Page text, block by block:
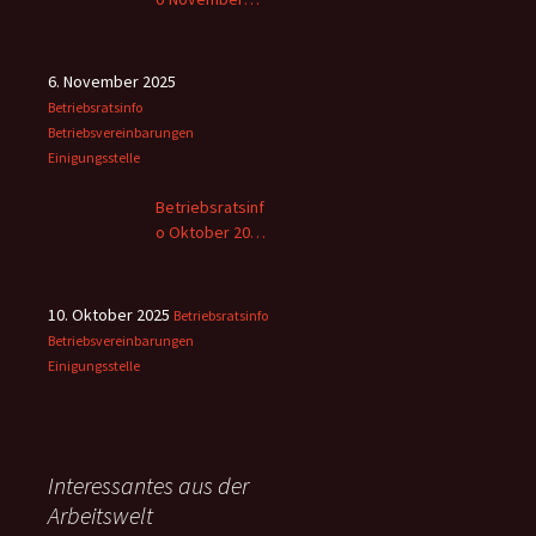
6. November 2025
Betriebsratsinfo
Betriebsvereinbarungen
Einigungsstelle
Betriebsratsinf
o Oktober 2025
10. Oktober 2025 Betriebsratsinfo
Betriebsvereinbarungen
Einigungsstelle
Interessantes aus der
Arbeitswelt